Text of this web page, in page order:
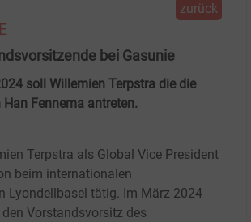
zurück
bei Gasunie
soll Willemien Terpstra die die
Fennema antreten.
Terpstra als Global Vice President
beim internationalen
Lyondellbasel tätig. Im März 2024
Vorstandsvorsitz des